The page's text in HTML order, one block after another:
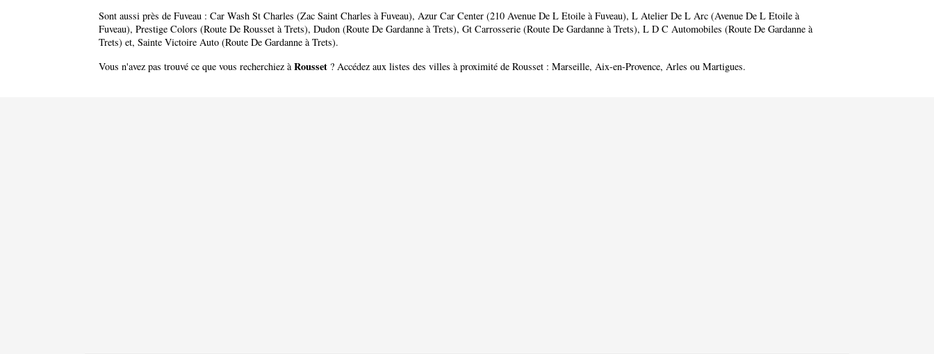
Sont aussi près de Fuveau : Car Wash St Charles (Zac Saint Charles à Fuveau), Azur Car Center (210 Avenue De L Etoile à Fuveau), L Atelier De L Arc (Avenue De L Etoile à
Fuveau), Prestige Colors (Route De Rousset à Trets), Dudon (Route De Gardanne à Trets), Gt Carrosserie (Route De Gardanne à Trets), L D C Automobiles (Route De Gardanne à
Trets) et, Sainte Victoire Auto (Route De Gardanne à Trets).
Vous n'avez pas trouvé ce que vous recherchiez à Rousset ? Accédez aux listes des villes à proximité de Rousset : Marseille, Aix-en-Provence, Arles ou Martigues.